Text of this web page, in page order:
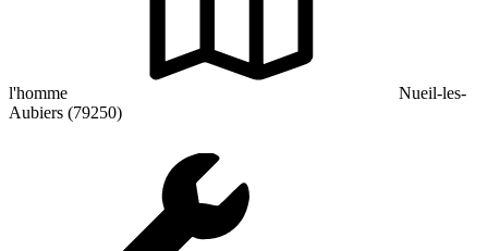
l'homme
Nueil-les-
Aubiers (79250)